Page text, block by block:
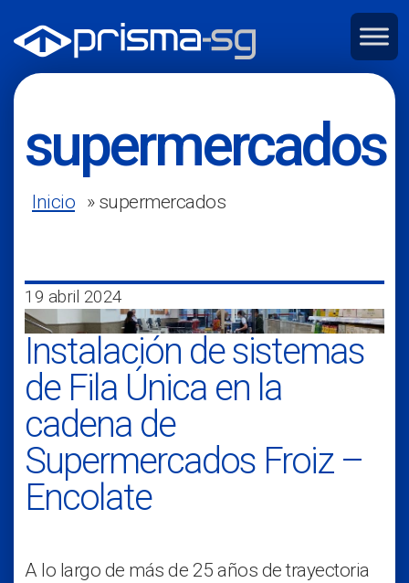
supermercados
Inicio » supermercados
19 abril 2024
Instalación de sistemas
de Fila Única en la
cadena de
Supermercados Froiz –
Encolate
A lo largo de más de 25 años de trayectoria